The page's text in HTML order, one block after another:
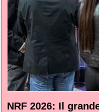
NRF 2026: Il